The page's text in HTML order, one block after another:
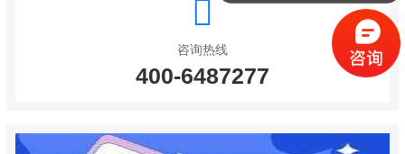
咨询热线
400-6487277